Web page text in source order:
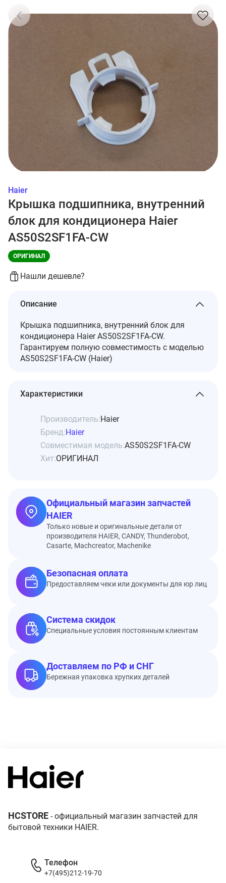
Haier
Крышка подшипника, внутренний
блок для кондиционера Haier
AS50S2SF1FA-CW
ОРИГИНАЛ
Нашли дешевле?
Описание
Крышка подшипника, внутренний блок для
кондиционера Haier AS50S2SF1FA-CW.
Гарантируем полную совместимость с моделью
AS50S2SF1FA-CW (Haier)
Характеристики
Производитель:Haier
Бренд:Haier
Совместимая модель:AS50S2SF1FA-CW
Хит:ОРИГИНАЛ
Официальный магазин запчастей
HAIER
Только новые и оригинальные детали от
производителя HAIER, CANDY, Thunderobot,
Casarte, Machcreator, Machenike
Безопасная оплата
Предоставляем чеки или документы для юр лиц
Система скидок
Специальные условия постоянным клиентам
Доставляем по РФ и СНГ
Бережная упаковка хрупких деталей
HCSTORE - официальный магазин запчастей для
бытовой техники HAIER.
Телефон
+7(495)212-19-70